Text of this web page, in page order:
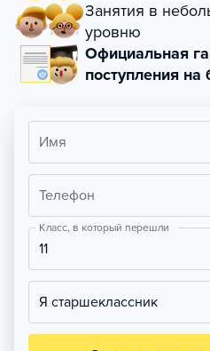
Занятия в
уровню
Официальная
поступления
Имя
Телефон
Класс, в который перешли
11
Я старшеклассник